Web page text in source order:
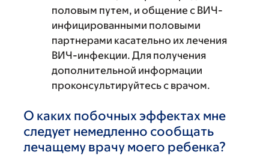
половым путем, и общение с ВИЧ-
инфицированными половыми
партнерами касательно их лечения
ВИЧ-инфекции. Для получения
дополнительной информации
проконсультируйтесь с врачом.
О каких побочных эффектах мне
следует немедленно сообщать
лечащему врачу моего ребенка?